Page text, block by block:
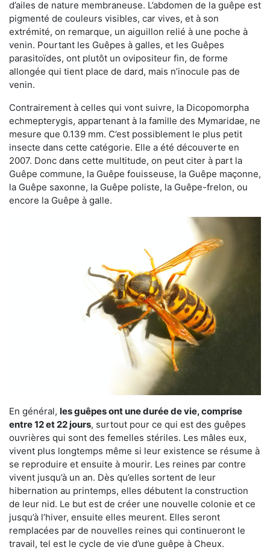
d’ailes de nature membraneuse. L’abdomen de la guêpe est
pigmenté de couleurs visibles, car vives, et à son
extrémité, on remarque, un aiguillon relié à une poche à
venin. Pourtant les Guêpes à galles, et les Guêpes
parasitoïdes, ont plutôt un ovipositeur fin, de forme
allongée qui tient place de dard, mais n’inocule pas de
venin.
Contrairement à celles qui vont suivre, la Dicopomorpha
echmepterygis, appartenant à la famille des Mymaridae, ne
mesure que 0.139 mm. C’est possiblement le plus petit
insecte dans cette catégorie. Elle a été découverte en
2007. Donc dans cette multitude, on peut citer à part la
Guêpe commune, la Guêpe fouisseuse, la Guêpe maçonne,
la Guêpe saxonne, la Guêpe poliste, la Guêpe-frelon, ou
encore la Guêpe à galle.
En général, les guêpes ont une durée de vie, comprise
entre 12 et 22 jours, surtout pour ce qui est des guêpes
ouvrières qui sont des femelles stériles. Les mâles eux,
vivent plus longtemps même si leur existence se résume à
se reproduire et ensuite à mourir. Les reines par contre
vivent jusqu’à un an. Dès qu’elles sortent de leur
hibernation au printemps, elles débutent la construction
de leur nid. Le but est de créer une nouvelle colonie et ce
jusqu’à l’hiver, ensuite elles meurent. Elles seront
remplacées par de nouvelles reines qui continueront le
travail, tel est le cycle de vie d’une guêpe à Cheux.